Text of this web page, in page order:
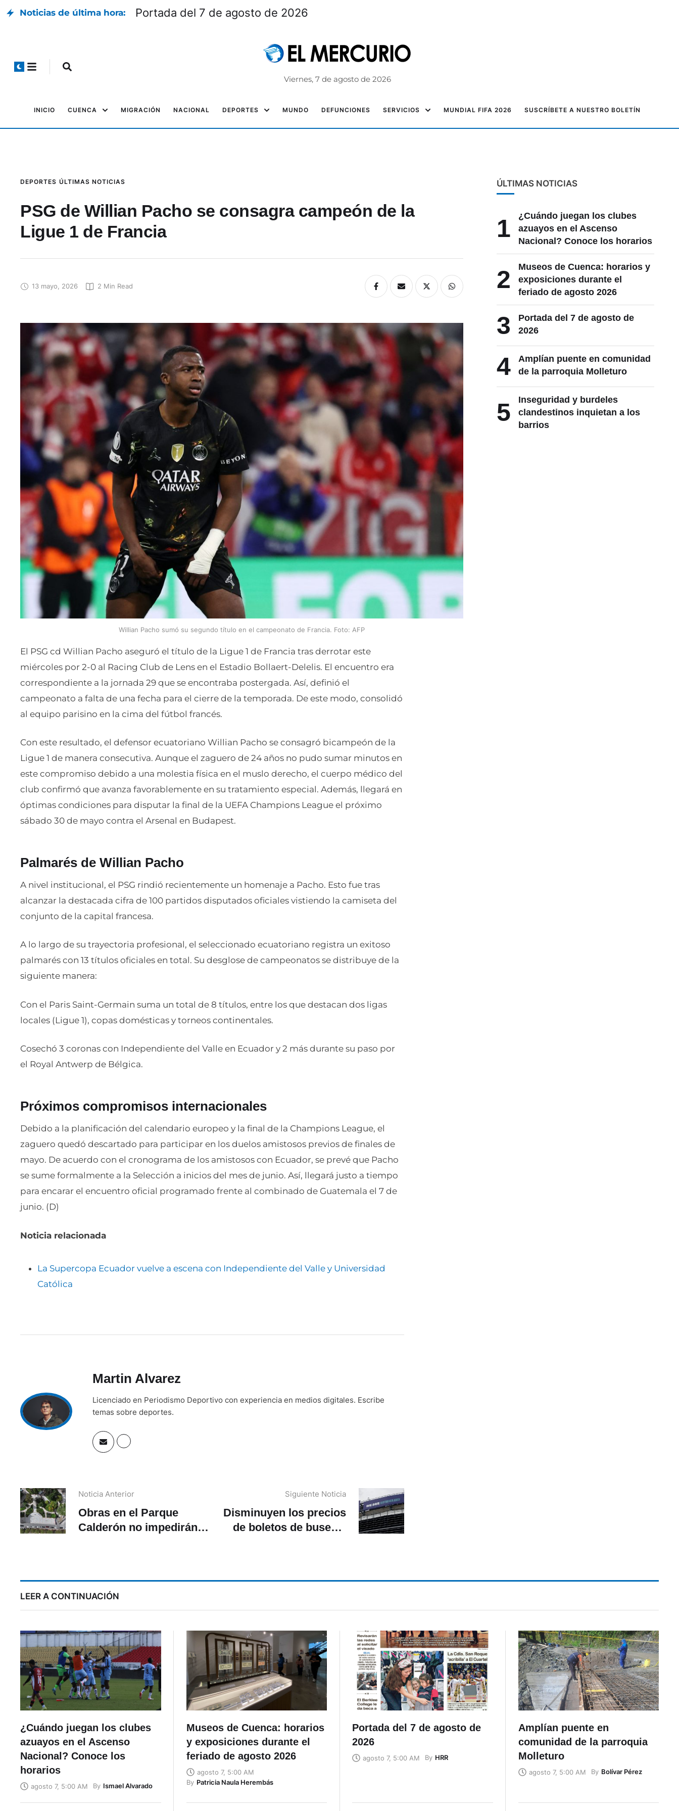
Noticias de última hora: Portada del 7 de agosto de 2026
Viernes, 7 de agosto de 2026
INICIO CUENCA MIGRACIÓN NACIONAL DEPORTES MUNDO DEFUNCIONES SERVICIOS MUNDIAL FIFA 2026 SUSCRÍBETE A NUESTRO BOLETÍN
DEPORTES ÚLTIMAS NOTICIAS
PSG de Willian Pacho se consagra campeón de la
Ligue 1 de Francia
13 mayo, 2026 2 Min Read
Willian Pacho sumó su segundo título en el campeonato de Francia. Foto: AFP
El PSG cd Willian Pacho aseguró el título de la Ligue 1 de Francia tras derrotar este
miércoles por 2-0 al Racing Club de Lens en el Estadio Bollaert-Delelis. El encuentro era
correspondiente a la jornada 29 que se encontraba postergada. Así, definió el
campeonato a falta de una fecha para el cierre de la temporada. De este modo, consolidó
al equipo parisino en la cima del fútbol francés.
Con este resultado, el defensor ecuatoriano Willian Pacho se consagró bicampeón de la
Ligue 1 de manera consecutiva. Aunque el zaguero de 24 años no pudo sumar minutos en
este compromiso debido a una molestia física en el muslo derecho, el cuerpo médico del
club confirmó que avanza favorablemente en su tratamiento especial. Además, llegará en
óptimas condiciones para disputar la final de la UEFA Champions League el próximo
sábado 30 de mayo contra el Arsenal en Budapest.
Palmarés de Willian Pacho
A nivel institucional, el PSG rindió recientemente un homenaje a Pacho. Esto fue tras
alcanzar la destacada cifra de 100 partidos disputados oficiales vistiendo la camiseta del
conjunto de la capital francesa.
A lo largo de su trayectoria profesional, el seleccionado ecuatoriano registra un exitoso
palmarés con 13 títulos oficiales en total. Su desglose de campeonatos se distribuye de la
siguiente manera:
Con el Paris Saint-Germain suma un total de 8 títulos, entre los que destacan dos ligas
locales (Ligue 1), copas domésticas y torneos continentales.
Cosechó 3 coronas con Independiente del Valle en Ecuador y 2 más durante su paso por
el Royal Antwerp de Bélgica.
Próximos compromisos internacionales
Debido a la planificación del calendario europeo y la final de la Champions League, el
zaguero quedó descartado para participar en los duelos amistosos previos de finales de
mayo. De acuerdo con el cronograma de los amistosos con Ecuador, se prevé que Pacho
se sume formalmente a la Selección a inicios del mes de junio. Así, llegará justo a tiempo
para encarar el encuentro oficial programado frente al combinado de Guatemala el 7 de
junio. (D)
Noticia relacionada
La Supercopa Ecuador vuelve a escena con Independiente del Valle y Universidad
Católica
Martin Alvarez
Licenciado en Periodismo Deportivo con experiencia en medios digitales. Escribe
temas sobre deportes.
Noticia Anterior
Obras en el Parque
Calderón no impedirán
Siguiente Noticia
Disminuyen los precios
de boletos de buses y
ÚLTIMAS NOTICIAS
1
¿Cuándo juegan los clubes
azuayos en el Ascenso
Nacional? Conoce los horarios
2
Museos de Cuenca: horarios y
exposiciones durante el
feriado de agosto 2026
3
Portada del 7 de agosto de
2026
4
Amplían puente en comunidad
de la parroquia Molleturo
5
Inseguridad y burdeles
clandestinos inquietan a los
barrios
LEER A CONTINUACIÓN
¿Cuándo juegan los clubes
azuayos en el Ascenso
Nacional? Conoce los
horarios
agosto 7, 5:00 AM By Ismael Alvarado
Museos de Cuenca: horarios
y exposiciones durante el
feriado de agosto 2026
agosto 7, 5:00 AM
By Patricia Naula Herembás
Portada del 7 de agosto de
2026
agosto 7, 5:00 AM By HRR
Amplían puente en
comunidad de la parroquia
Molleturo
agosto 7, 5:00 AM By Bolívar Pérez